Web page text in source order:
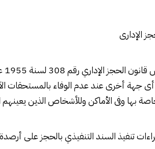
الإدارى
جهة أخرى عند عدم الوفاء بالمستحقات
بها وفى الأماكن وللأشخاص الذين يعينهم
تنفيذ السند التنفيذي بالحجز على